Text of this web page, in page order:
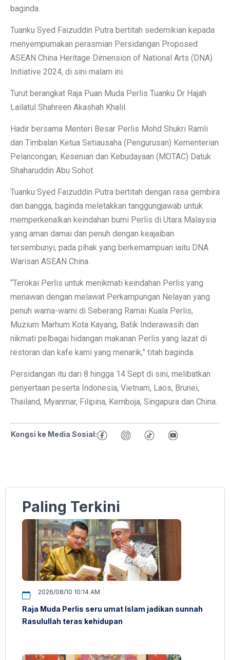
baginda.
Tuanku Syed Faizuddin Putra bertitah sedemikian kepada
menyempurnakan perasmian Persidangan Proposed
ASEAN China Heritage Dimension of National Arts (DNA)
Initiative 2024, di sini malam ini.
Turut berangkat Raja Puan Muda Perlis Tuanku Dr Hajah
Lailatul Shahreen Akashah Khalil.
Hadir bersama Menteri Besar Perlis Mohd Shukri Ramli
dan Timbalan Ketua Setiausaha (Pengurusan) Kementerian
Pelancongan, Kesenian dan Kebudayaan (MOTAC) Datuk
Shaharuddin Abu Sohot.
Tuanku Syed Faizuddin Putra bertitah dengan rasa gembira
dan bangga, baginda meletakkan tanggungjawab untuk
memperkenalkan keindahan bumi Perlis di Utara Malaysia
yang aman damai dan penuh dengan keajaiban
tersembunyi, pada pihak yang berkemampuan iaitu DNA
Warisan ASEAN China.
“Terokai Perlis untuk menikmati keindahan Perlis yang
menawan dengan melawat Perkampungan Nelayan yang
penuh warna-warni di Seberang Ramai Kuala Perlis,
Muzium Marhum Kota Kayang, Batik Inderawasih dan
nikmati pelbagai hidangan makanan Perlis yang lazat di
restoran dan kafe kami yang menarik,” titah baginda.
Persidangan itu dari 8 hingga 14 Sept di sini, melibatkan
penyertaan peserta Indonesia, Vietnam, Laos, Brunei,
Thailand, Myanmar, Filipina, Kemboja, Singapura dan China.
Kongsi ke Media Sosial:
Paling Terkini
2026/08/10 10:14 AM
Raja Muda Perlis seru umat Islam jadikan sunnah
Rasulullah teras kehidupan